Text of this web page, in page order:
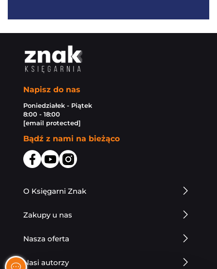
Napisz do nas
Poniedziałek - Piątek
8:00 - 18:00
[email protected]
Bądź z nami na bieżąco
O Księgarni Znak
Zakupy u nas
Nasza oferta
Nasi autorzy